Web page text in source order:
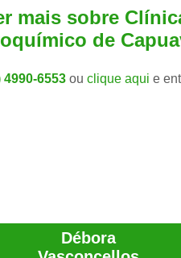
mais sobre
de
4990-6553 ou clique aqui e
Lethícia